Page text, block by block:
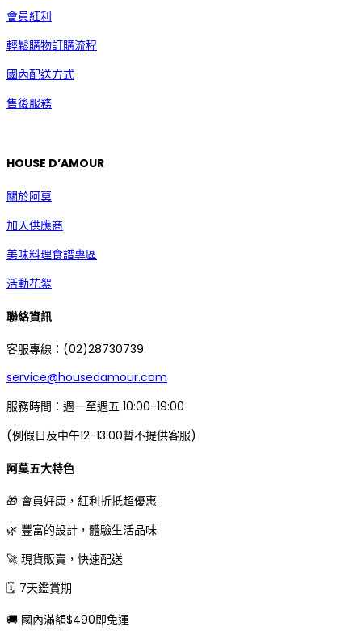
會員紅利
輕鬆購物訂購流程
國內配送方式
售後服務
HOUSE D’AMOUR
關於阿莫
加入供應商
美味料理食譜專區
活動花絮
聯絡資訊
客服專線：(02)28730739
service@housedamour.com
服務時間：週一至週五 10:00-19:00
(例假日及中午12-13:00暫不提供客服)
阿莫五大特色
🎁 會員好康，紅利折抵超優惠
🌿 豐富的設計，體驗生活品味
🚀 現貨販賣，快速配送
🗓 7天鑑賞期
🚚 國內滿額$490即免運